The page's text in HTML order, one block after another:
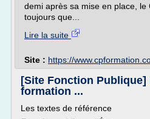
demi après sa mise en place, le
toujours que...
Lire la suite
Site : https://
[Site Fonction Publique]
formation ...
Les textes de référence